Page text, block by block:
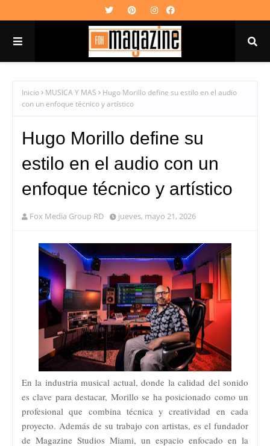
Inicio MUSICA Y MAS
Hugo Morillo define su estilo en el audio
con un enfoque técnico y artístico
Hugo Morillo define su
estilo en el audio con un
enfoque técnico y artístico
Fox Media Group RD jueves, mayo 21, 2026
En la industria musical actual, donde la calidad del sonido
es clave para destacar, Morillo se ha posicionado como un
profesional que combina técnica y creatividad en cada
proyecto. Además de su trabajo con artistas, es el fundador
de Magazine Studios Miami, un espacio enfocado en la